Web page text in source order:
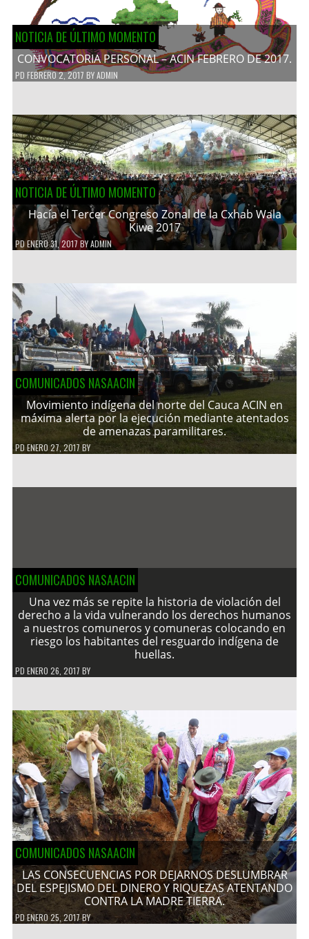
NOTICIA DE ÚLTIMO MOMENTO
CONVOCATORIA PERSONAL – ACIN FEBRERO DE 2017.
PD FEBRERO 2, 2017 BYADMIN
NOTICIA DE ÚLTIMO MOMENTO
Hacía el Tercer Congreso Zonal de la Cxhab Wala
Kiwe 2017
PDENERO 31, 2017 BYADMIN
COMUNICADOS NASAACIN
Movimiento indígena del norte del Cauca ACIN en
máxima alerta por la ejecución mediante atentados
de amenazas paramilitares.
PDENERO 27, 2017 BY
COMUNICADOS NASAACIN
Una vez más se repite la historia de violación del
derecho a la vida vulnerando los derechos humanos
a nuestros comuneros y comuneras colocando en
riesgo los habitantes del resguardo indígena de
huellas.
PD ENERO 26, 2017 BY
COMUNICADOS NASAACIN
LAS CONSECUENCIAS POR DEJARNOS DESLUMBRAR
DEL ESPEJISMO DEL DINERO Y RIQUEZAS ATENTANDO
CONTRA LA MADRE TIERRA.
PDENERO 25, 2017BY